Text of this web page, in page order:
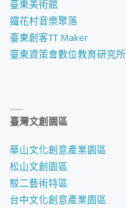
臺東美術館
鐵花村音樂聚落
臺東創客TT Maker
臺東資策會數位教育研究所
臺灣文創園區
華山文化創意產業園區
松山文創園區
駁二藝術特區
台中文化創意產業園區